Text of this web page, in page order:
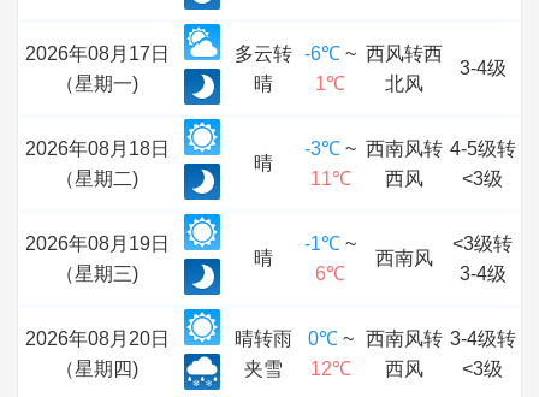
2026年08月17日
（星期一)
多云转
晴
-6℃ ~
1℃
西风转西
北风
3-4级
2026年08月18日
（星期二)
晴
-3℃ ~
11℃
西南风转
西风
4-5级转
<3级
2026年08月19日
（星期三)
晴
-1℃ ~
6℃
西南风
<3级转
3-4级
2026年08月20日
（星期四)
晴转雨
夹雪
0℃~
12℃
西南风转
西风
3-4级转
<3级